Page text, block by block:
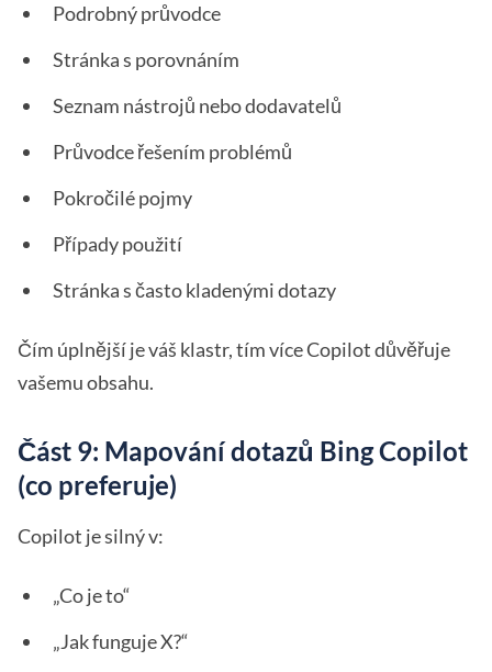
Podrobný průvodce
Stránka s porovnáním
Seznam nástrojů nebo dodavatelů
Průvodce řešením problémů
Pokročilé pojmy
Případy použití
Stránka s často kladenými dotazy
Čím úplnější je váš klastr, tím více Copilot důvěřuje
vašemu obsahu.
Část 9: Mapování dotazů Bing Copilot
(co preferuje)
Copilot je silný v:
„Co je to“
„Jak funguje X?“